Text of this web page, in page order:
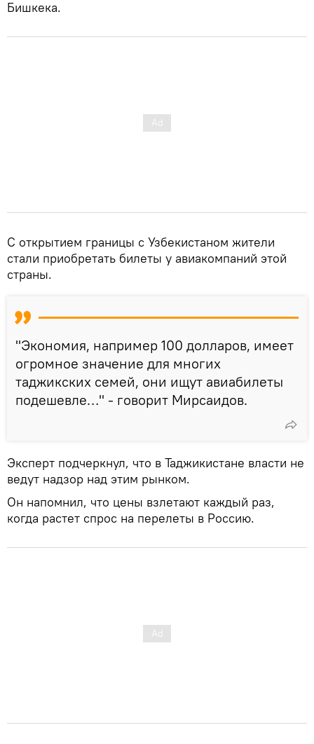
Бишкека.
С открытием границы с Узбекистаном жители
стали приобретать билеты у авиакомпаний этой
страны.
"Экономия, например 100 долларов, имеет
огромное значение для многих
таджикских семей, они ищут авиабилеты
подешевле…" - говорит Мирсаидов.
Эксперт подчеркнул, что в Таджикистане власти не
ведут надзор над этим рынком.
Он напомнил, что цены взлетают каждый раз,
когда растет спрос на перелеты в Россию.